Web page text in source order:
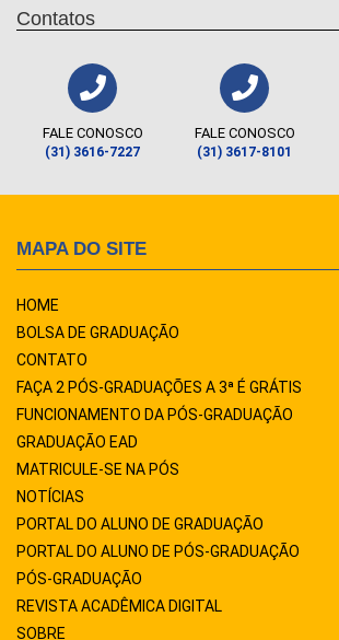
Contatos
FALE CONOSCO
(31) 3616-7227
FALE CONOSCO
(31) 3617-8101
MAPA DO SITE
HOME
BOLSA DE GRADUAÇÃO
CONTATO
FAÇA 2 PÓS-GRADUAÇÕES A 3ª É GRÁTIS
FUNCIONAMENTO DA PÓS-GRADUAÇÃO
GRADUAÇÃO EAD
MATRICULE-SE NA PÓS
NOTÍCIAS
PORTAL DO ALUNO DE GRADUAÇÃO
PORTAL DO ALUNO DE PÓS-GRADUAÇÃO
PÓS-GRADUAÇÃO
REVISTA ACADÊMICA DIGITAL
SOBRE